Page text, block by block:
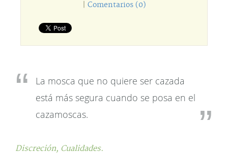
Comentarios (0)
La mosca que no quiere ser cazada
está más segura cuando se posa en el
cazamoscas.
Discreción, Cualidades.